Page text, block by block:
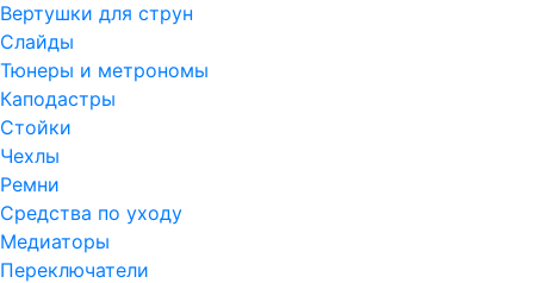
Вертушки для струн
Слайды
Тюнеры и метрономы
Каподастры
Стойки
Чехлы
Ремни
Средства по уходу
Медиаторы
Переключатели